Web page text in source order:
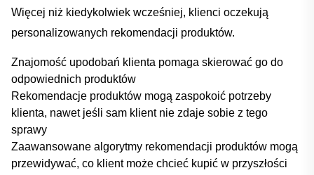
Więcej niż kiedykolwiek ⁣wcześniej, klienci oczekują
personalizowanych ​rekomendacji produktów.⁤
Znajomość upodobań klienta pomaga‍ skierować ‌go ​do
odpowiednich⁣ produktów
Rekomendacje produktów ⁤mogą zaspokoić‍ potrzeby
klienta, nawet jeśli sam klient ⁣nie‍ zdaje‌ sobie ‍z ⁤tego
sprawy
Zaawansowane algorytmy rekomendacji produktów mogą‍
przewidywać, co⁤ klient może‌ chcieć kupić w ‌przyszłości
PRZEJDŹ DO KOSZYKA
Kontynuuj zakupy